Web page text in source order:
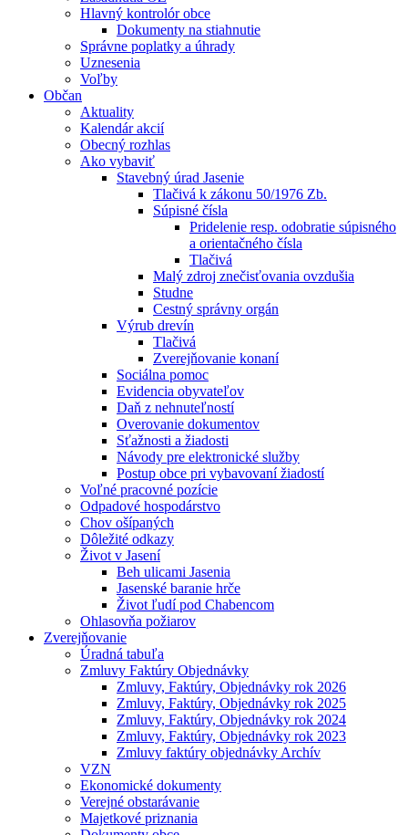
Hlavný kontrolór obce
Dokumenty na stiahnutie
Správne poplatky a úhrady
Uznesenia
Voľby
Občan
Aktuality
Kalendár akcií
Obecný rozhlas
Ako vybaviť
Stavebný úrad Jasenie
Tlačivá k zákonu 50/1976 Zb.
Súpisné čísla
Pridelenie resp. odobratie súpisného
a orientačného čísla
Tlačivá
Malý zdroj znečisťovania ovzdušia
Studne
Cestný správny orgán
Výrub drevín
Tlačivá
Zverejňovanie konaní
Sociálna pomoc
Evidencia obyvateľov
Daň z nehnuteľností
Overovanie dokumentov
Sťažnosti a žiadosti
Návody pre elektronické služby
Postup obce pri vybavovaní žiadostí
Voľné pracovné pozície
Odpadové hospodárstvo
Chov ošípaných
Dôležité odkazy
Život v Jasení
Beh ulicami Jasenia
Jasenské baranie hrče
Život ľudí pod Chabencom
Ohlasovňa požiarov
Zverejňovanie
Úradná tabuľa
Zmluvy Faktúry Objednávky
Zmluvy, Faktúry, Objednávky rok 2026
Zmluvy, Faktúry, Objednávky rok 2025
Zmluvy, Faktúry, Objednávky rok 2024
Zmluvy, Faktúry, Objednávky rok 2023
Zmluvy faktúry objednávky Archív
VZN
Ekonomické dokumenty
Verejné obstarávanie
Majetkové priznania